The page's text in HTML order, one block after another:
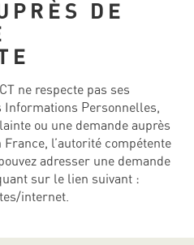
DE
ne respecte pas ses
Informations Personnelles,
ou une demande auprès
l’autorité compétente
adresser une demande
sur le lien suivant :
internet.